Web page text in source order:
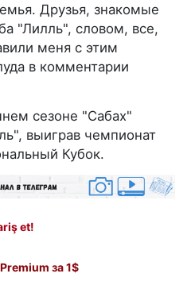
Друзья, знакомые
"Лилль", словом, все,
меня с этим
в комментарии
сезоне "Сабах"
выиграв чемпионат
Кубок.
et!
за 1$